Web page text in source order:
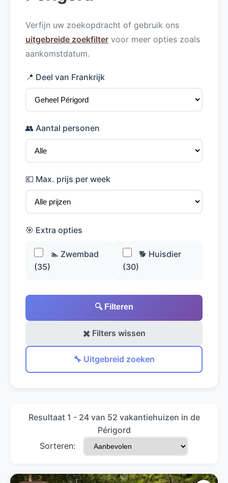
Verfijn uw zoekopdracht of gebruik ons
uitgebreide zoekfilter voor meer opties zoals
aankomstdatum.
📍 Deel van Frankrijk
👥 Aantal personen
💶 Max. prijs per week
🎯 Extra opties
🏊 Zwembad
(35)
🐕 Huisdier
(30)
🔍 Filteren
✖️ Filters wissen
🔧 Uitgebreid zoeken
Resultaat 1 - 24 van 52 vakantiehuizen in de
Périgord
Sorteren: